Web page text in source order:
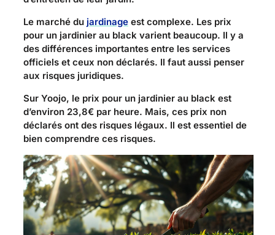
Le marché du jardinage est complexe. Les prix
pour un jardinier au black varient beaucoup. Il y a
des différences importantes entre les services
officiels et ceux non déclarés. Il faut aussi penser
aux risques juridiques.
Sur Yoojo, le prix pour un jardinier au black est
d’environ 23,8€ par heure. Mais, ces prix non
déclarés ont des risques légaux. Il est essentiel de
bien comprendre ces risques.